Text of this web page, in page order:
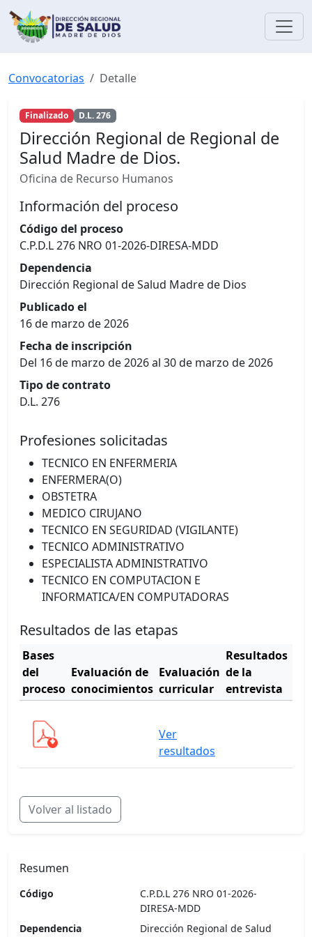
Convocatorias Detalle
Finalizado D.L. 276
Dirección Regional de Regional de
Salud Madre de Dios.
Oficina de Recurso Humanos
Información del proceso
Código del proceso
C.P.D.L 276 NRO 01-2026-DIRESA-MDD
Dependencia
Dirección Regional de Salud Madre de Dios
Publicado el
16 de marzo de 2026
Fecha de inscripción
Del 16 de marzo de 2026 al 30 de marzo de 2026
Tipo de contrato
D.L. 276
Profesiones solicitadas
TECNICO EN ENFERMERIA
ENFERMERA(O)
OBSTETRA
MEDICO CIRUJANO
TECNICO EN SEGURIDAD (VIGILANTE)
TECNICO ADMINISTRATIVO
ESPECIALISTA ADMINISTRATIVO
TECNICO EN COMPUTACION E
INFORMATICA/EN COMPUTADORAS
Resultados de las etapas
Bases
del
proceso
Evaluación de
conocimientos
Evaluación
curricular
Resultados
de la
entrevista
Ver
resultados
Volver al listado
Resumen
Código
C.P.D.L 276 NRO 01-2026-
DIRESA-MDD
Dependencia
Dirección Regional de Salud